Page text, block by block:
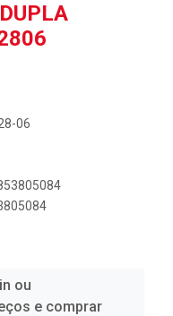
06
ou
e comprar